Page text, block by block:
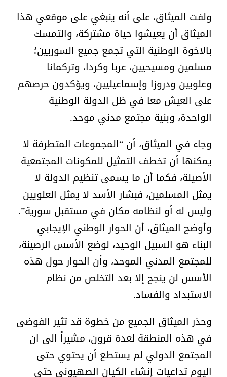
ولفت الميثاق، على أنه ينبغي على موقعي هذا
الميثاق أن يعيشوا حياة مشتركة، والتمسك
بالاخوة الوطنية التي تجمع جميع السوريين؛
مسلمين ومسيحيين، عربا وكردا، وتركمانا
وعلويين ودروزا وإسماعيليين، ويؤكدون حرصهم
على العيش معا في ظل الدولة الوطنية
الواحدة، وبنية مجتمع مدني موحد.
وجاء في الميثاق، أن “المجموعات المتطرفة لا
يمكنها أن تخطف التمثيل للمكونات المجتمعية
الأصيلة، فكما أن ما يسمى تنظيم الدولة لا
يمثل المسلمين، فبشار الأسد لا يمثل العلويين
وليس له أو لنظامه مكان في مستقبل سورية”.
وأوضح الميثاق، أن الحوار الوطني الإيجابي
البناء هو السبيل الوحيد، لوضع الأسس الرصينة،
للمجتمع المدني الموحد، وأن الحوار حول هذه
الأسس لن ينجح إلا بعد التخلص من نظام
الاستبداد والفساد.
وحذر الميثاق الجميع من خطوة قد تثير الفوضى
في هذه المنطقة لعدة قرون، مشيراً الى ان
المجتمع الدولي لم يستطع أن يحتوي حتى
اليوم تداعيات إنشاء الكيان الصهيوني حتى